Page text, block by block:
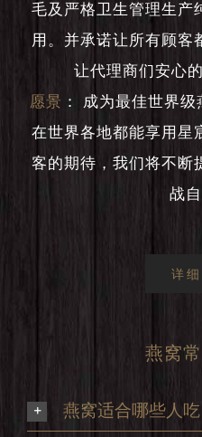
毛及严格卫生管理生产
用。并承诺让所有顾客
让代理商们安心
愿景 ：
成为最佳世界
在世界各地都能享用星
客的期待，我们将不断
战自
详
燕窝
燕窝适合哪些人吃